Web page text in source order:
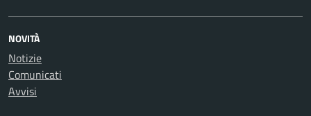
NOVITÀ
Notizie
Comunicati
Avvisi